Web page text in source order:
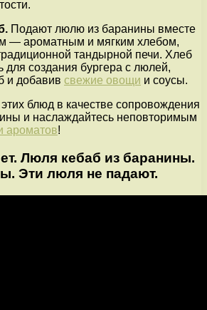
Подают люлю из баранины вместе
— ароматным и мягким хлебом,
тандырной печи. Хлеб
для создания бургера с люлей,
и добавив свежие овощи и соусы.
блюд в качестве сопровождения
и наслаждайтесь неповторимым
ароматов!
Люля кебаб из баранины.
Эти люля не падают.